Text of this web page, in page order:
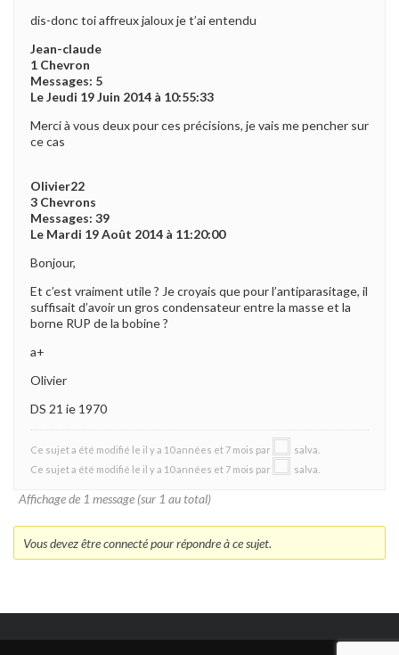
dis-donc toi affreux jaloux je t’ai entendu
Jean-claude
1 Chevron
Messages: 5
Le Jeudi 19 Juin 2014 à 10:55:33
Merci à vous deux pour ces précisions, je vais me pencher sur
ce cas
Olivier22
3 Chevrons
Messages: 39
Le Mardi 19 Août 2014 à 11:20:00
Bonjour,
Et c’est vraiment utile ? Je croyais que pour l’antiparasitage, il
suffisait d’avoir un gros condensateur entre la masse et la
borne RUP de la bobine ?
a+
Olivier
DS 21 ie 1970
Ce sujet a été modifié le il y a 10 années et 7 mois par salva
Ce sujet a été modifié le il y a 10 années et 7 mois par
salva
Affichage de 1 message (sur 1 au total)
Vous devez être connecté pour répondre à ce sujet.